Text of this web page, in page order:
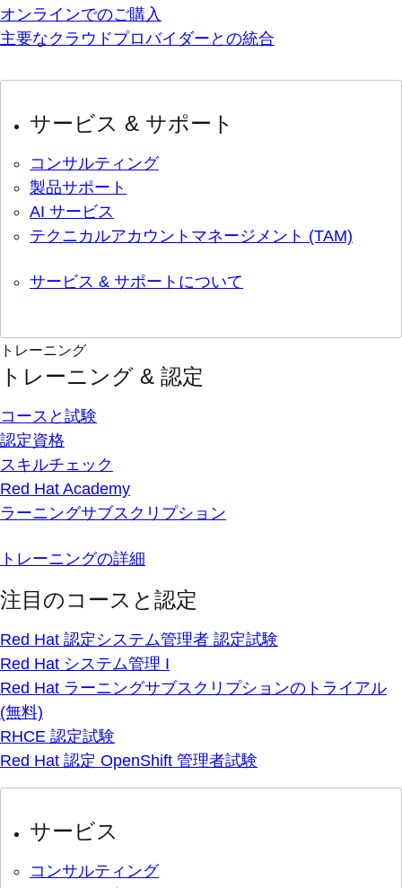
オンラインでのご購入
主要なクラウドプロバイダーとの統合
サービス & サポート
コンサルティング
製品サポート
AI サービス
テクニカルアカウントマネージメント (TAM)
サービス & サポートについて
トレーニング
トレーニング & 認定
コースと試験
認定資格
スキルチェック
Red Hat Academy
ラーニングサブスクリプション
トレーニングの詳細
注目のコースと認定
Red Hat 認定システム管理者 認定試験
Red Hat システム管理 I
Red Hat ラーニングサブスクリプションのトライアル
(無料)
RHCE 認定試験
Red Hat 認定 OpenShift 管理者試験
サービス
コンサルティング